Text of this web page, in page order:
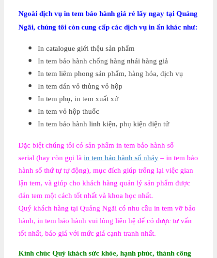
Ngoài dịch vụ in tem báo hành giá rẻ lấy ngay tại Quảng
Ngãi, chúng tôi còn cung cấp các dịch vụ in ấn khác như:
In catalogue giới thệu sản phẩm
In tem bảo hành chống hàng nhái hàng giả
In tem liêm phong sản phẩm, hàng hóa, dịch vụ
In tem dán vỏ thủng vỏ hộp
In tem phụ, in tem xuất xứ
In tem vỏ hộp thuốc
In tem bảo hành linh kiện, phụ kiện điện tử
Đặc biệt chúng tôi có sản phẩm in tem bảo hành số
serial (hay còn gọi là in tem bảo hành số nhảy – in tem bảo
hành số thứ tự tự động), mục đích giúp trống lại việc gian
lận tem, và giúp cho khách hàng quản lý sản phẩm được
dán tem một cách tốt nhất và khoa học nhất.
Quý khách hàng tại Quảng Ngãi có nhu cầu in tem vỡ bảo
hành, in tem bảo hành vui lòng liên hệ để có được tư vấn
tốt nhất, báo giá với mức giá cạnh tranh nhất.
Kính chúc Quý khách sức khỏe, hạnh phúc, thành công